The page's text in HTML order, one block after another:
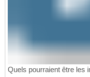
Quels pourraient être les